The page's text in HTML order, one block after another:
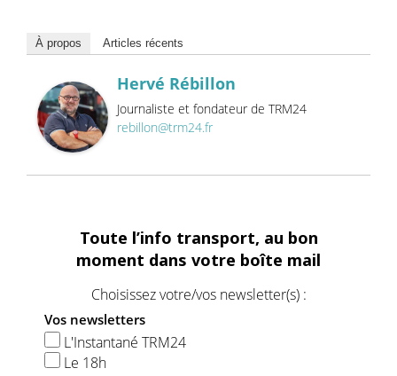
À propos Articles récents
Hervé Rébillon
Journaliste et fondateur de TRM24
rebillon@trm24.fr
Toute l’info transport, au bon
moment dans votre boîte mail
Choisissez votre/vos newsletter(s) :
Vos newsletters
L'Instantané TRM24
Le 18h